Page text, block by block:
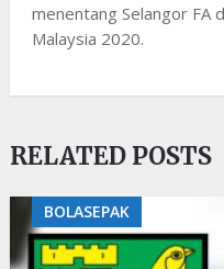
menentang Selangor FA
Malaysia 2020.
RELATED POSTS
BOLASEPAK